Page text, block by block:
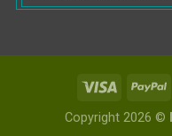
Copyright 2026 ©